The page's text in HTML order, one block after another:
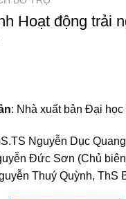
Hoạt động trải
: Nhà xuất bản Đại học
Nguyễn Dục
Đức Sơn (Chủ
Thuý Quỳnh, ThS